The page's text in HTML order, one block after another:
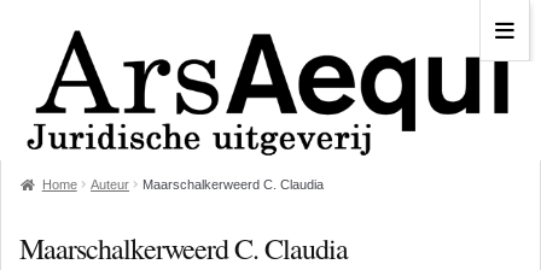
Home Auteur Maarschalkerweerd C. Claudia
Maarschalkerweerd C. Claudia